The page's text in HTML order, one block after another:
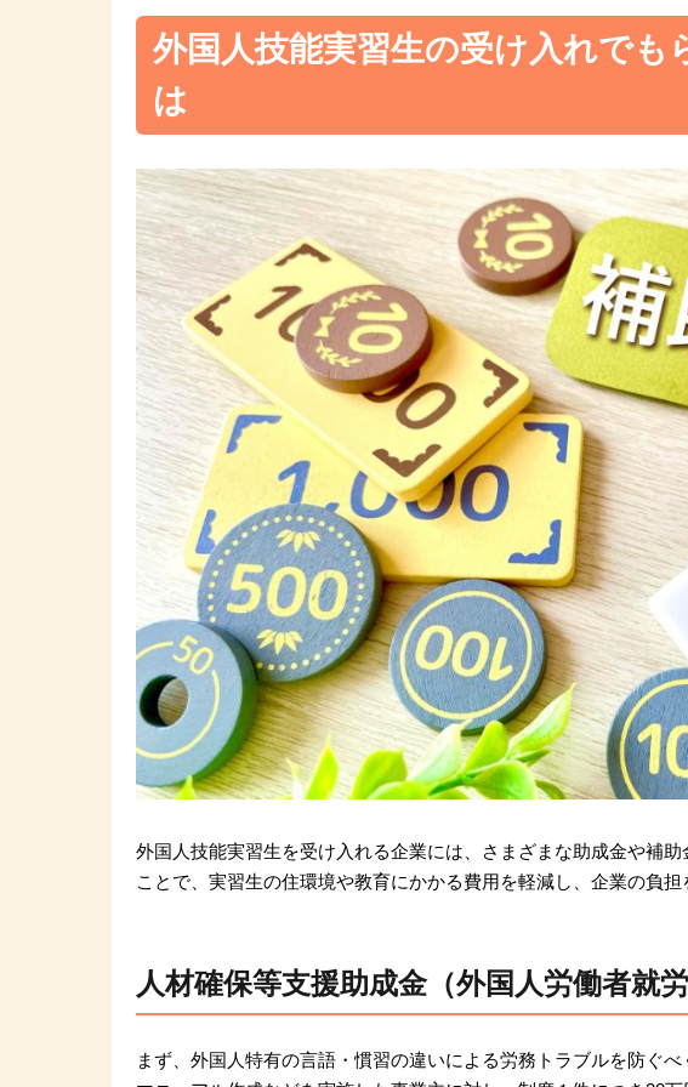
外国人技能実習生の受け入れでも
は
外国人技能実習生を受け入れる企業には、さまざまな助成金や補
ことで、実習生の住環境や教育にかかる費用を軽減し、企業の負担
人材確保等支援助成金（外国人労働者就
まず、外国人特有の言語・慣習の違いによる労務トラブルを防ぐ